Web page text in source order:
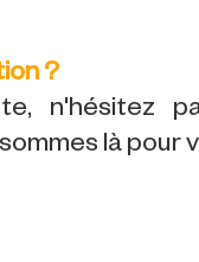
?
n'hésitez
là pour